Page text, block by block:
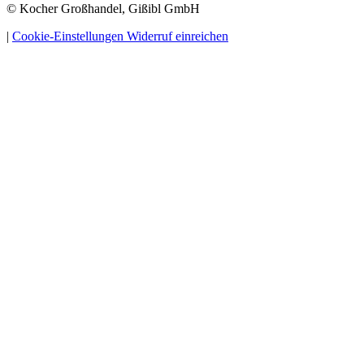
© Kocher Großhandel, Gißibl GmbH
| Cookie-Einstellungen Widerruf einreichen